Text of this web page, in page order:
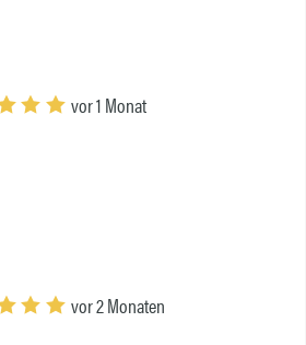
vor 1 Monat
vor 2 Monaten